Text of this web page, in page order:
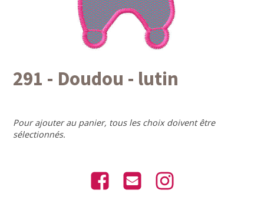
291 - Doudou - lutin
Pour ajouter au panier, tous les choix doivent être
sélectionnés.